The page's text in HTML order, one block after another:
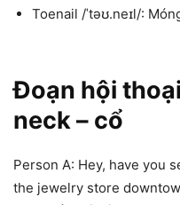
Toenail /ˈtəʊ.neɪl/:
Đoạn hội
neck – cổ
Person A: Hey, have you
the jewelry store